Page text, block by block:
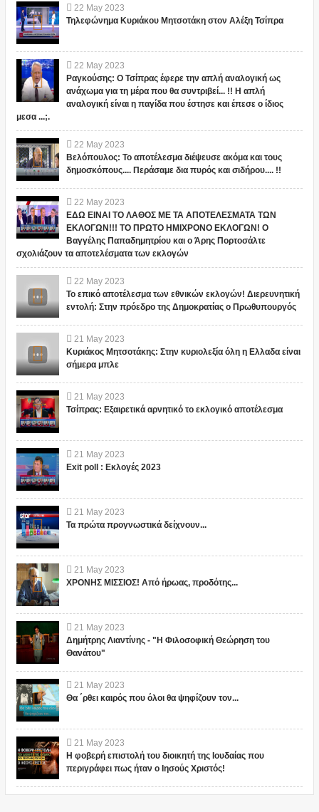
22 May 2023
Τηλεφώνημα Κυριάκου Μητσοτάκη στον Αλέξη Τσίπρα
22 May 2023
Ραγκούσης: Ο Τσίπρας έφερε την απλή αναλογική ως
ανάχωμα για τη μέρα που θα συντριβεί... !! Η απλή
αναλογική είναι η παγίδα που έστησε και έπεσε ο ίδιος
μεσα ...;.
22 May 2023
Βελόπουλος: Το αποτέλεσμα διέψευσε ακόμα και τους
δημοσκόπους.... Περάσαμε δια πυρός και σιδήρου.... !!
22 May 2023
ΕΔΩ ΕΙΝΑΙ ΤΟ ΛΑΘΟΣ ΜΕ ΤΑ ΑΠΟΤΕΛΕΣΜΑΤΑ ΤΩΝ
ΕΚΛΟΓΩΝ!!! ΤΟ ΠΡΩΤΟ ΗΜΙΧΡΟΝΟ ΕΚΛΟΓΩΝ! Ο
Βαγγέλης Παπαδημητρίου και ο Άρης Πορτοσάλτε
σχολιάζουν τα αποτελέσματα των εκλογών
22 May 2023
Το επικό αποτέλεσμα των εθνικών εκλογών! Διερευνητική
εντολή: Στην πρόεδρο της Δημοκρατίας ο Πρωθυπουργός
21 May 2023
Κυριάκος Μητσοτάκης: Στην κυριολεξία όλη η Ελλαδα είναι
σήμερα μπλε
21 May 2023
Τσίπρας: Εξαιρετικά αρνητικό το εκλογικό αποτέλεσμα
21 May 2023
Exit poll : Εκλογές 2023
21 May 2023
Τα πρώτα προγνωστικά δείχνουν...
21 May 2023
ΧΡΟΝΗΣ ΜΙΣΣΙΟΣ! Από ήρωας, προδότης...
21 May 2023
Δημήτρης Λιαντίνης - "Η Φιλοσοφική Θεώρηση του
Θανάτου"
21 May 2023
Θα ΄ρθει καιρός που όλοι θα ψηφίζουν τον...
21 May 2023
Η φοβερή επιστολή του διοικητή της Ιουδαίας που
περιγράφει πως ήταν ο Ιησούς Χριστός!